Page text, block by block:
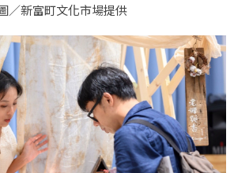
／新富町文化市場提供